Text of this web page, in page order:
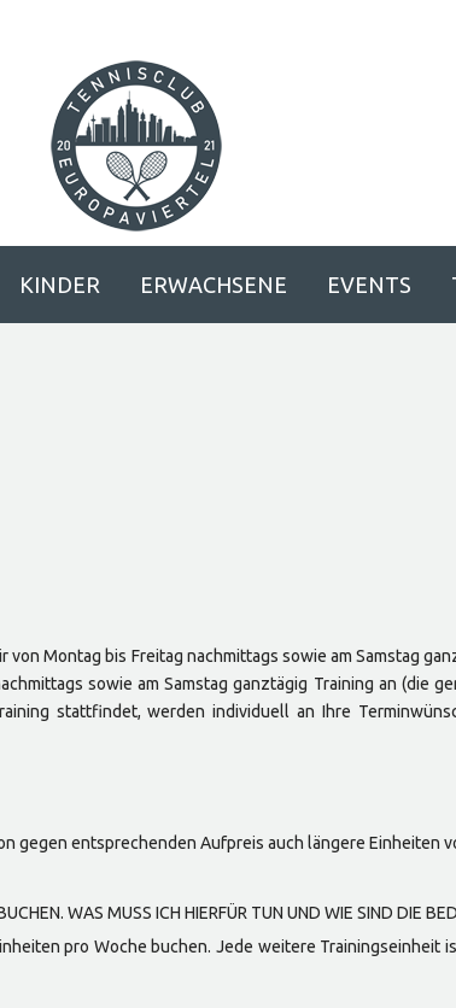
KINDER ERWACHSENE EVENTS
Montag bis Freitag nachmittags sowie am Samstag
sowie am Samstag ganztägig Training an (die
stattfindet, werden individuell an Ihre
gegen entsprechenden Aufpreis auch längere Einheiten
WAS MUSS ICH HIERFÜR TUN UND WIE SIND DIE
pro Woche buchen. Jede weitere